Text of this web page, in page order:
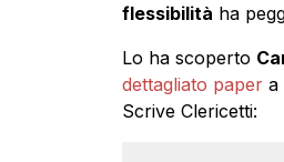
flessibilità ha
Lo ha scoperto
dettagliato papera
Scrive Clericetti: